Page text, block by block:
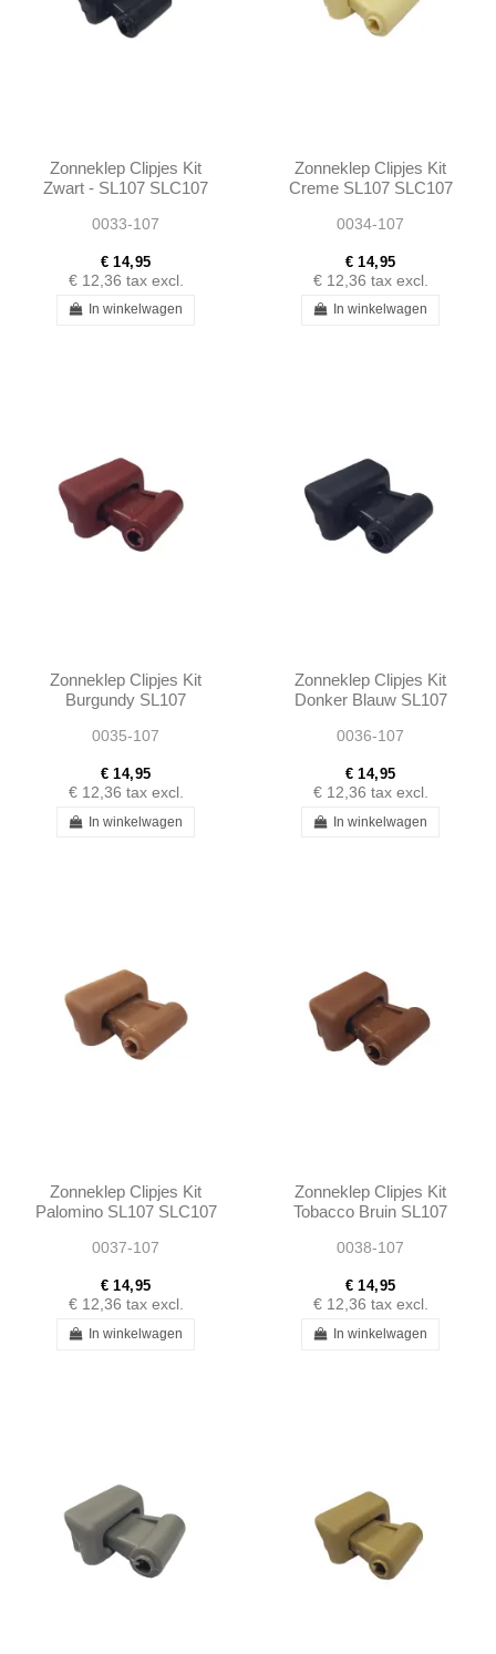
Zonneklep Clipjes Kit
Zwart - SL107 SLC107
0033-107
€ 14,95
€ 12,36 tax excl.
In winkelwagen
Zonneklep Clipjes Kit
Creme SL107 SLC107
0034-107
€ 14,95
€ 12,36 tax excl.
In winkelwagen
Zonneklep Clipjes Kit
Burgundy SL107
1078110141
0035-107
€ 14,95
€ 12,36 tax excl.
In winkelwagen
Zonneklep Clipjes Kit
Donker Blauw SL107
1078110141
0036-107
€ 14,95
€ 12,36 tax excl.
In winkelwagen
Zonneklep Clipjes Kit
Palomino SL107 SLC107
0037-107
€ 14,95
€ 12,36 tax excl.
In winkelwagen
Zonneklep Clipjes Kit
Tobacco Bruin SL107
1078110141
0038-107
€ 14,95
€ 12,36 tax excl.
In winkelwagen